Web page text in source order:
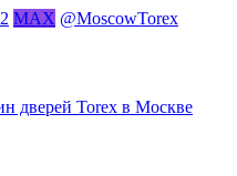
MAX @MoscowTorex
дверей Torex в Москве